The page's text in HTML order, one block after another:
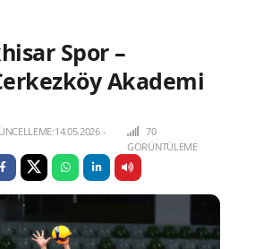
Spor –
Akademi
-
70
GÖRÜNTÜLEME